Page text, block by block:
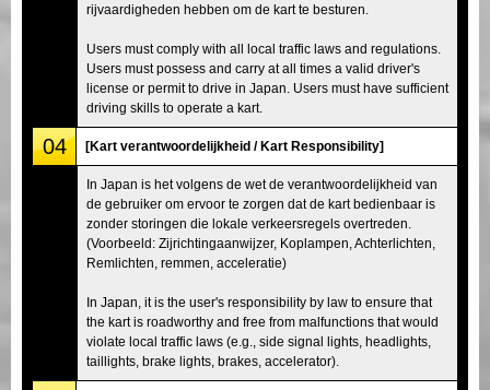
rijvaardigheden hebben om de kart te besturen.
Users must comply with all local traffic laws and regulations.
Users must possess and carry at all times a valid driver's
license or permit to drive in Japan. Users must have sufficient
driving skills to operate a kart.
04 [Kart verantwoordelijkheid / Kart Responsibility]
In Japan is het volgens de wet de verantwoordelijkheid van
de gebruiker om ervoor te zorgen dat de kart bedienbaar is
zonder storingen die lokale verkeersregels overtreden.
(Voorbeeld: Zijrichtingaanwijzer, Koplampen, Achterlichten,
Remlichten, remmen, acceleratie)
In Japan, it is the user's responsibility by law to ensure that
the kart is roadworthy and free from malfunctions that would
violate local traffic laws (e.g., side signal lights, headlights,
taillights, brake lights, brakes, accelerator).